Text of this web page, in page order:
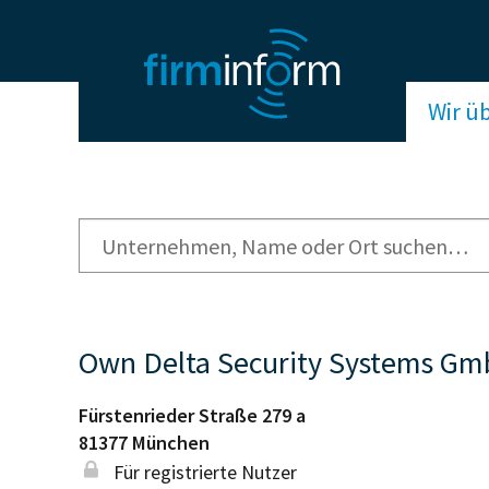
Wir
Own Delta Security Systems
Fürstenrieder Straße 279 a
81377 München
Für registrierte Nutzer